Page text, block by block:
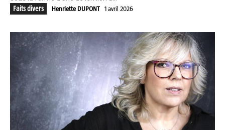
Faits divers
Henriette DUPONT 1 avril 2026